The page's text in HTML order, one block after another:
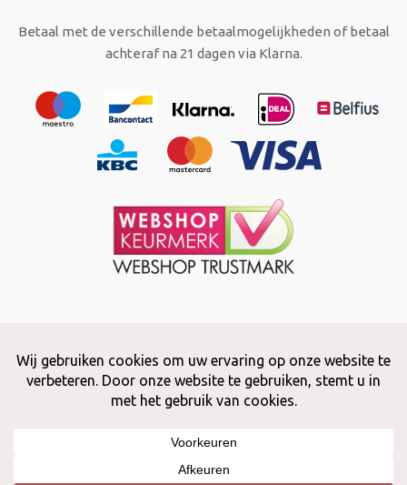
Betaal met de verschillende betaalmogelijkheden of betaal
achteraf na 21 dagen via Klarna.
Copyright © 2026 Snuffelstore
Adax BV - 0032 (0)50 66 56 51 -info@snuffelstore.be
Created byWeCodeIT